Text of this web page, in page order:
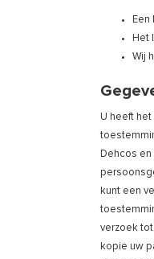
Het
Wij
U heeft
Dehcos
kunt een
verzoek
kopie uw